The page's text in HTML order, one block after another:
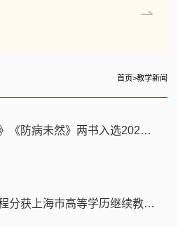
首页>教学新闻
《投石问药》《防病未然》两书入选2023年全国中小学图书馆（室）推荐书目
我校三门课程分获上海市高等学历继续教育“课程思政”优秀项目奖项